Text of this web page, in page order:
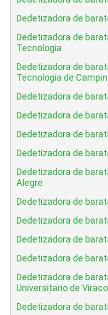
Dedetizadora de
Dedetizadora de
Tecnologia
Dedetizadora de
Tecnologia de
Dedetizadora de
Dedetizadora de
Dedetizadora de
Dedetizadora de
Dedetizadora de
Alegre
Dedetizadora de
Dedetizadora de
Dedetizadora de
Dedetizadora de
Dedetizadora de
Universitario de
Dedetizadora de